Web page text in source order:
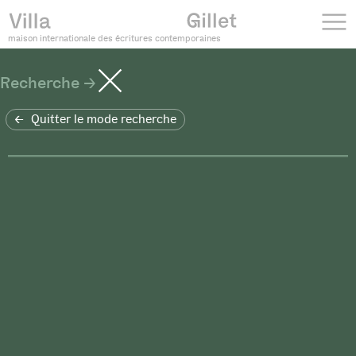
maison internationale des écritures contemporaines
Recherche
Quitter le mode recherche